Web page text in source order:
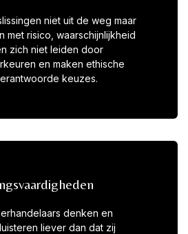
niet uit de weg maar
met risico, waarschijnlijkheid
zich niet leiden door
en maken ethische
keuzes.
denken en
liever dan dat zij